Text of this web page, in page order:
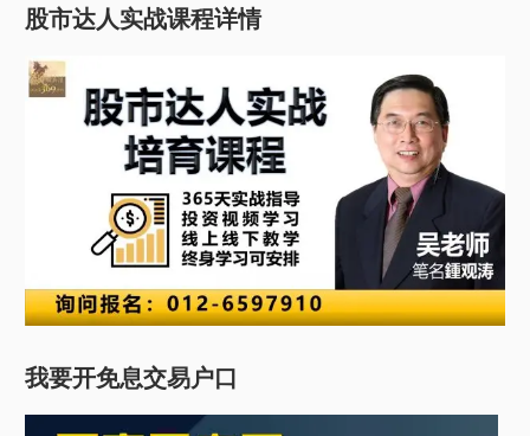
股市达人实战课程详情
我要开免息交易户口